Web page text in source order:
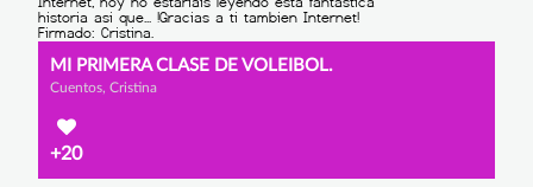
MI PRIMERA CLASE DE VOLEIBOL.
Cuentos, Cristina
+20